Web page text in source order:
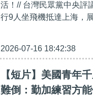
活！// 台灣民眾黨中央評
行9人坐飛機抵達上海，
2026-07-16 18:42:38
【短片】美國青年
難倒：勤加練習方